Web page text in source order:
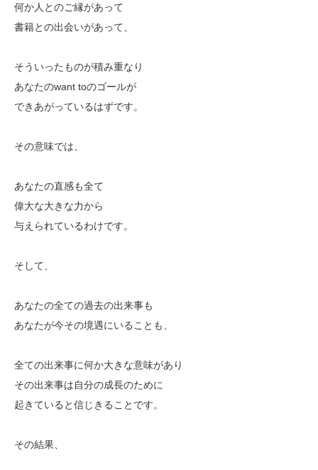
何か人とのご縁があって
書籍との出会いがあって、
そういったものが積み重なり
あなたのwant toのゴールが
できあがっているはずです。
その意味では、
あなたの直感も全て
偉大な大きな力から
与えられているわけです。
そして、
あなたの全ての過去の出来事も
あなたが今その境遇にいることも、
全ての出来事に何か大きな意味があり
その出来事は自分の成長のために
起きていると信じきることです。
その結果、